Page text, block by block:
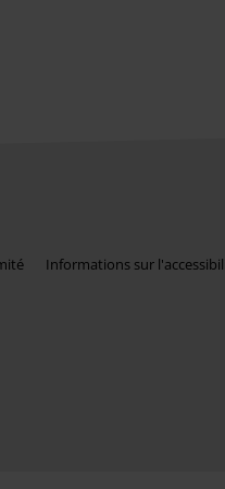
Informations sur